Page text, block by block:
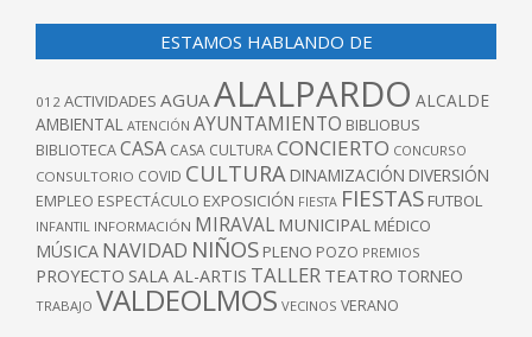
ESTAMOS HABLANDO DE
012 ACTIVIDADES AGUA ALALPARDO ALCALDE
AMBIENTAL ATENCIÓN AYUNTAMIENTO BIBLIOBUS
BIBLIOTECACASA CASA CULTURACONCIERTO CONCURSO
CONSULTORIO COVID CULTURA DINAMIZACIÓN DIVERSIÓN
EMPLEO ESPECTÁCULO EXPOSICIÓN FIESTA FIESTAS FUTBOL
INFANTIL INFORMACIÓN MIRAVAL MUNICIPAL MÉDICO
MÚSICA NAVIDAD NIÑOS PLENO POZO PREMIOS
PROYECTO SALA AL-ARTIS TALLER TEATRO TORNEO
TRABAJO VALDEOLMOS VECINOS VERANO